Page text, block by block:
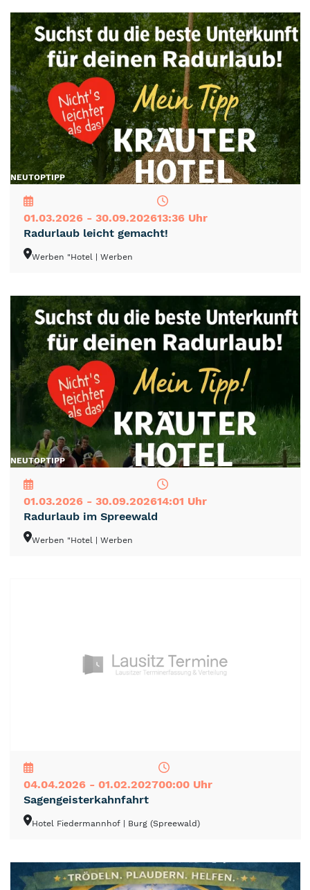
NEUTOPTIPP
01.03.2026 - 30.09.202613:36 Uhr
Radurlaub leicht gemacht!
Werben "Hotel | Werben
NEUTOPTIPP
01.03.2026 - 30.09.202614:01 Uhr
Radurlaub im Spreewald
Werben "Hotel | Werben
04.04.2026 - 01.02.202700:00 Uhr
Sagengeisterkahnfahrt
Hotel Fiedermannhof | Burg (Spreewald)